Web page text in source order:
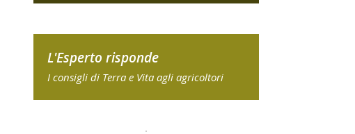
L'Esperto risponde
I consigli di Terra e Vita agli agricoltori